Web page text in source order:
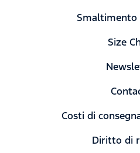
Smaltimento
Size
Costi di
Diritto di